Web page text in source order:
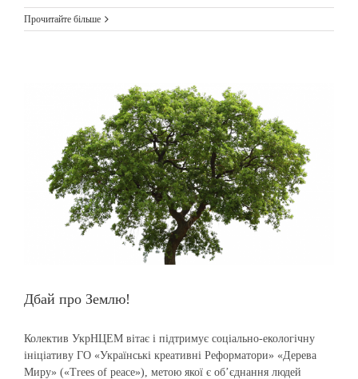
Прочитайте більше
Дбай про Землю!
Колектив УкрНЦЕМ вітає і підтримує соціально-екологічну
ініціативу ГО «Українські креативні Реформатори» «Дерева
Миру» («Trees of peace»), метою якої є об’єднання людей